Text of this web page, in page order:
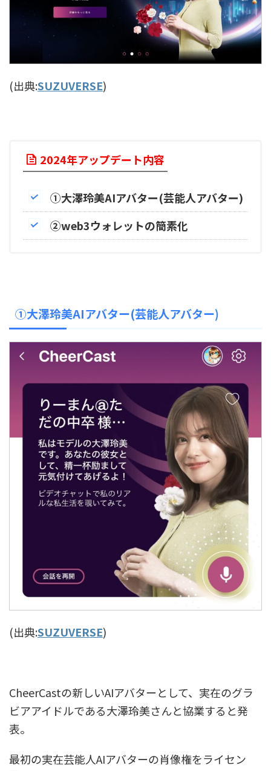
(出典:SUZUVERSE)
2024年アップデート内容
①大澤玲美AIアバター(芸能人アバター)
②web3ウォレットの簡素化
①大澤玲美AIアバター(芸能人アバター)
(出典:SUZUVERSE)
CheerCastの新しいAIアバターとして、実在のグラ
ビアアイドルである大澤玲美さんと協業すると発
表。
最初の実在芸能人AIアバターの肖像権をライセン